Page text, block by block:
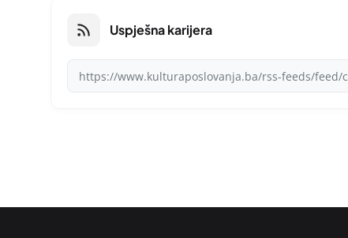
Uspješna karijera